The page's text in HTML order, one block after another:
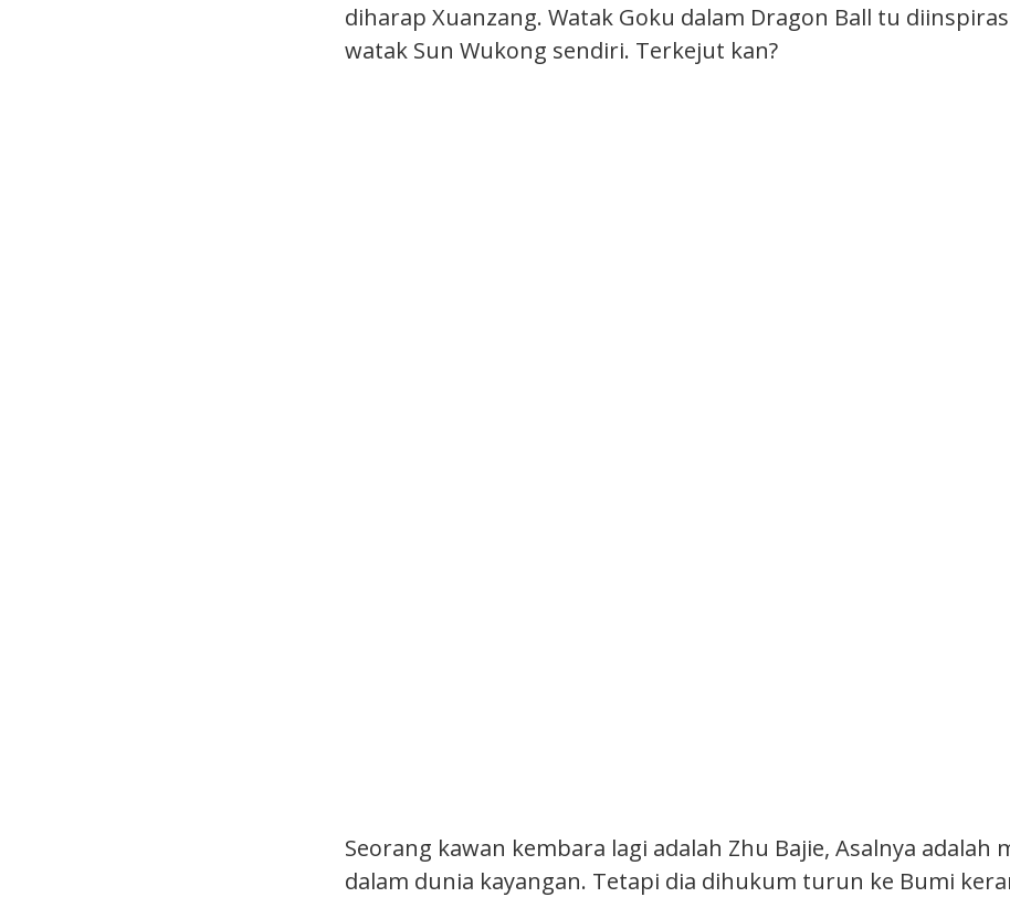
diharap Xuanzang. Watak Goku dalam Dragon Ball tu
watak Sun Wukong sendiri. Terkejut kan?
Seorang kawan kembara lagi adalah Zhu Bajie, Asalnya adalah
dalam dunia kayangan. Tetapi dia dihukum turun ke Bumi